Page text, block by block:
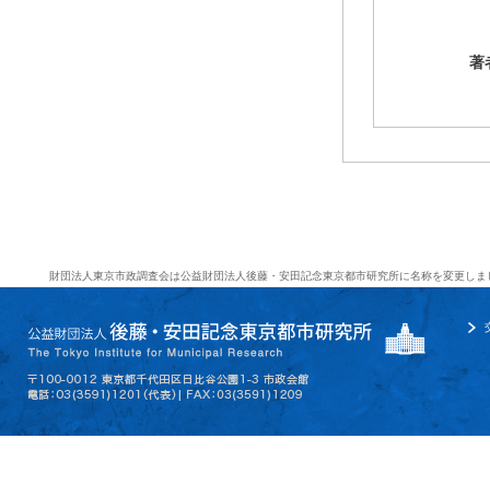
著
財団法人東京市政調査会は公益財団法人後藤・安田記念東京都市研究所に名称を変更しま